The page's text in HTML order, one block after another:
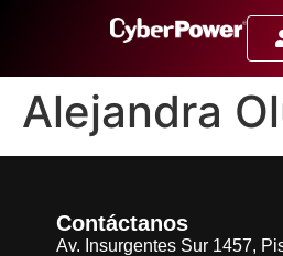
Alejandra
Contáctanos
Av. Insurgentes Sur 1457,